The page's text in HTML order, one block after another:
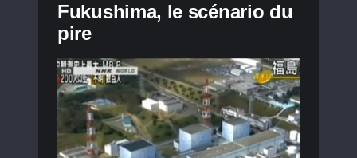
Fukushima, le scénario du
pire